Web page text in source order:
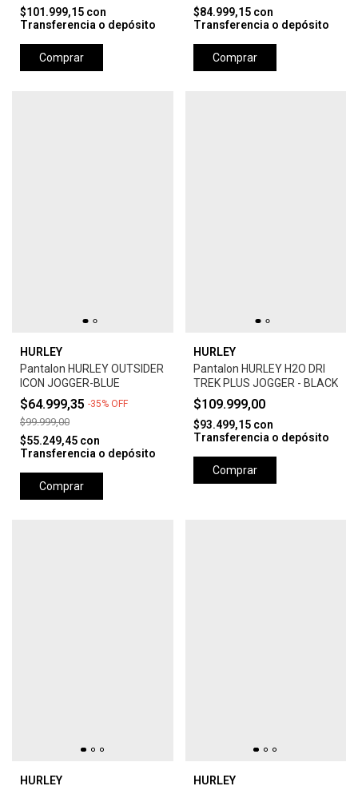
$101.999,15 con
Transferencia o depósito
Comprar
$84.999,15 con
Transferencia o depósito
Comprar
HURLEY
Pantalon HURLEY OUTSIDER
ICON JOGGER-BLUE
$64.999,35 -35% OFF
$99.999,00
$55.249,45 con
Transferencia o depósito
Comprar
HURLEY
Pantalon HURLEY H2O DRI
TREK PLUS JOGGER - BLACK
$109.999,00
$93.499,15 con
Transferencia o depósito
Comprar
HURLEY
HURLEY